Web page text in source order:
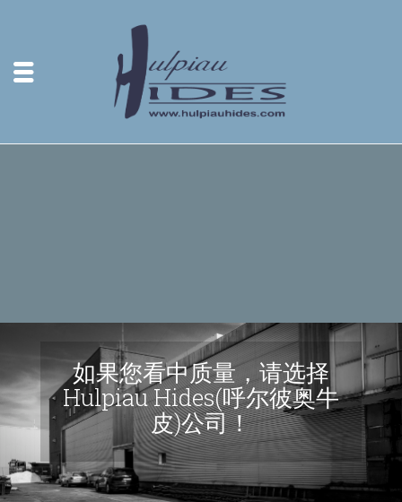
如果您看中质量，请选择
Hulpiau Hides(呼尔彼奥牛
皮)公司！